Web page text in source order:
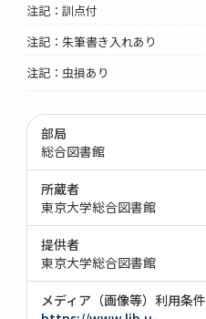
注記：訓点付
注記：朱筆書き入れあり
注記：虫損あり
部局
総合図書館
所蔵者
東京大学総合図書館
提供者
東京大学総合図書館
メディア（画像等）利用条件